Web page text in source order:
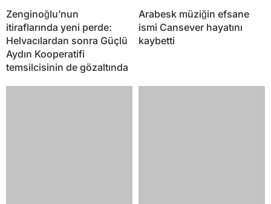
Zenginoğlu’nun
itiraflarında yeni perde:
Helvacılardan sonra Güçlü
Aydın Kooperatifi
temsilcisinin de gözaltında
Arabesk müziğin efsane
ismi Cansever hayatını
kaybetti